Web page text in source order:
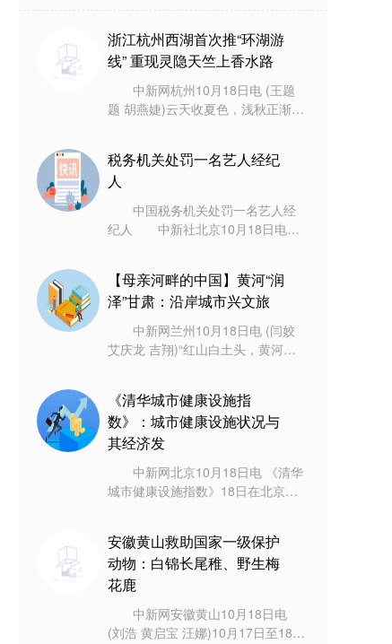
浙江杭州西湖首次推“环湖游
线” 重现灵隐天竺上香水路
中新网杭州10月18日电 (王题
题 胡燕婕)云天收夏色，浅秋正渐
环湖游
税务机关处罚一名艺人经纪
人
中国税务机关处罚一名艺人经
纪人 中新社北京10月18日电
查过程中
【母亲河畔的中国】黄河“润
泽”甘肃：沿岸城市兴文旅
中新网兰州10月18日电 (闫姣
艾庆龙 吉翔)“红山白土头，黄河向
西
《清华城市健康设施指
数》：城市健康设施状况与
其经济发
中新网北京10月18日电 《清华
城市健康设施指数》18日在北京发
海城市
安徽黄山救助国家一级保护
动物：白锦长尾稚、野生梅
花鹿
中新网安徽黄山10月18日电
(刘浩 黄启宝 汪娜)10月17日至18